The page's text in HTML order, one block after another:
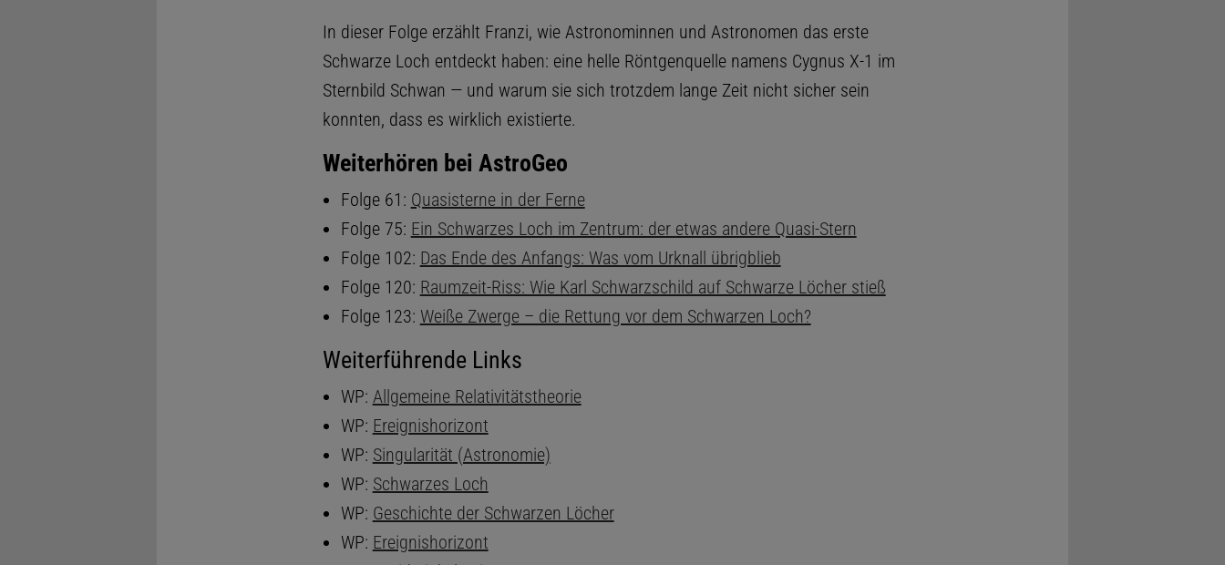
In dieser Folge erzählt Franzi, wie Astronominnen und Astronomen das erste
Schwarze Loch entdeckt haben: eine helle Röntgenquelle namens Cygnus X-1 im
Sternbild Schwan — und warum sie sich trotzdem lange Zeit nicht sicher sein
konnten, dass es wirklich existierte.
Weiterhören bei AstroGeo
Folge 61: Quasisterne in der Ferne
Folge 75: Ein Schwarzes Loch im Zentrum: der etwas andere Quasi-Stern
Folge 102: Das Ende des Anfangs: Was vom Urknall übrigblieb
Folge 120: Raumzeit-Riss: Wie Karl Schwarzschild auf Schwarze Löcher stieß
Folge 123: Weiße Zwerge – die Rettung vor dem Schwarzen Loch?
Weiterführende Links
WP: Allgemeine Relativitätstheorie
WP: Ereignishorizont
WP: Singularität (Astronomie)
WP: Schwarzes Loch
WP: Geschichte der Schwarzen Löcher
WP: Ereignishorizont